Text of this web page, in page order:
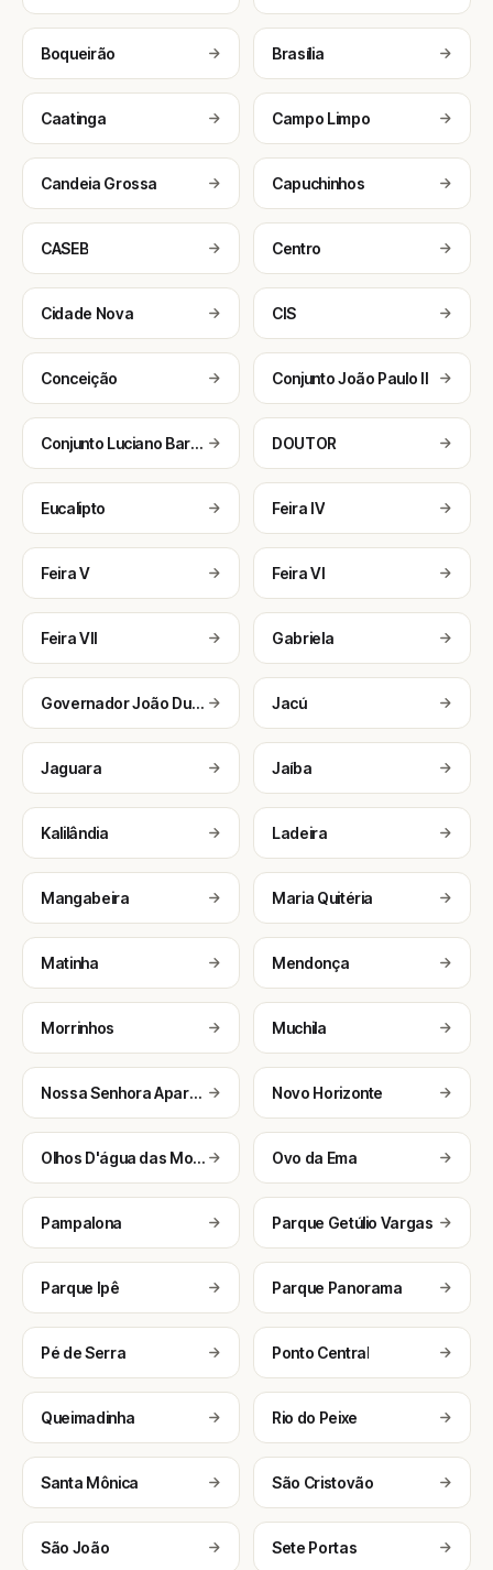
Boqueirão Brasília
Caatinga Campo Limpo
Candeia Grossa Capuchinhos
CASEB Centro
Cidade Nova CIS
Conceição Conjunto João Paulo II
Conjunto Luciano Barreto DOUTOR
Eucalipto Feira IV
Feira V Feira VI
Feira VII Gabriela
Governador João Durval Carneiro Jacú
Jaguara Jaíba
Kalilândia Ladeira
Mangabeira Maria Quitéria
Matinha Mendonça
Morrinhos Muchila
Nossa Senhora Aparecida Novo Horizonte
Olhos D'água das Moças Ovo da Ema
Pampalona Parque Getúlio Vargas
Parque Ipê Parque Panorama
Pé de Serra Ponto Central
Queimadinha Rio do Peixe
Santa Mônica São Cristovão
São João Sete Portas